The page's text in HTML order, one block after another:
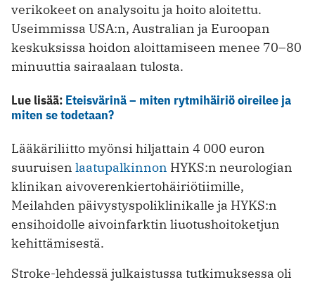
verikokeet on analysoitu ja hoito aloitettu.
Useimmissa USA:n, Australian ja Euroopan
keskuksissa hoidon aloittamiseen menee 70–80
minuuttia sairaalaan tulosta.
Lue lisää: Eteisvärinä – miten rytmihäiriö oireilee ja
miten se todetaan?
Lääkäriliitto myönsi hiljattain 4 000 euron
suuruisen laatupalkinnon HYKS:n neurologian
klinikan aivoverenkiertohäiriötiimille,
Meilahden päivystyspoliklinikalle ja HYKS:n
ensihoidolle aivoinfarktin liuotushoitoketjun
kehittämisestä.
Stroke-lehdessä julkaistussa tutkimuksessa oli